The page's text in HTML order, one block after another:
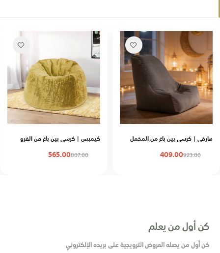
هارفي | كرسي بين باغ من المخمل
409.00923.00
كيمبس | كرسي بين باغ من الفرو
565.00807.00
كن أول من يعلم
كن أول من يصله العروض الترويجية على بريده الإلكتروني